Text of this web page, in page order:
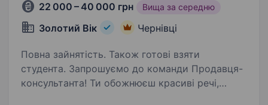
22 000 – 40 000 грн Вища за середню
Золотий Вік Чернівці
Повна зайнятість. Також готові взяти
студента. Запрошуємо до команди Продавця-
консультанта! Ти обожнюєш красиві речі,